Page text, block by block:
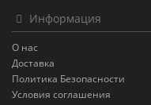
Информация
О нас
Доставка
Политика Безопасности
Условия соглашения